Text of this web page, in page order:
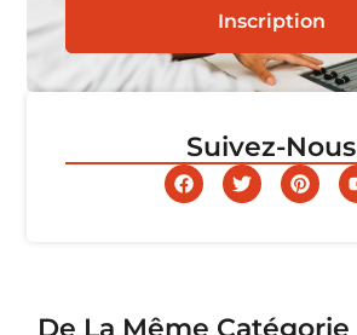
Inscription
Suivez-Nous
De La Même Catégorie